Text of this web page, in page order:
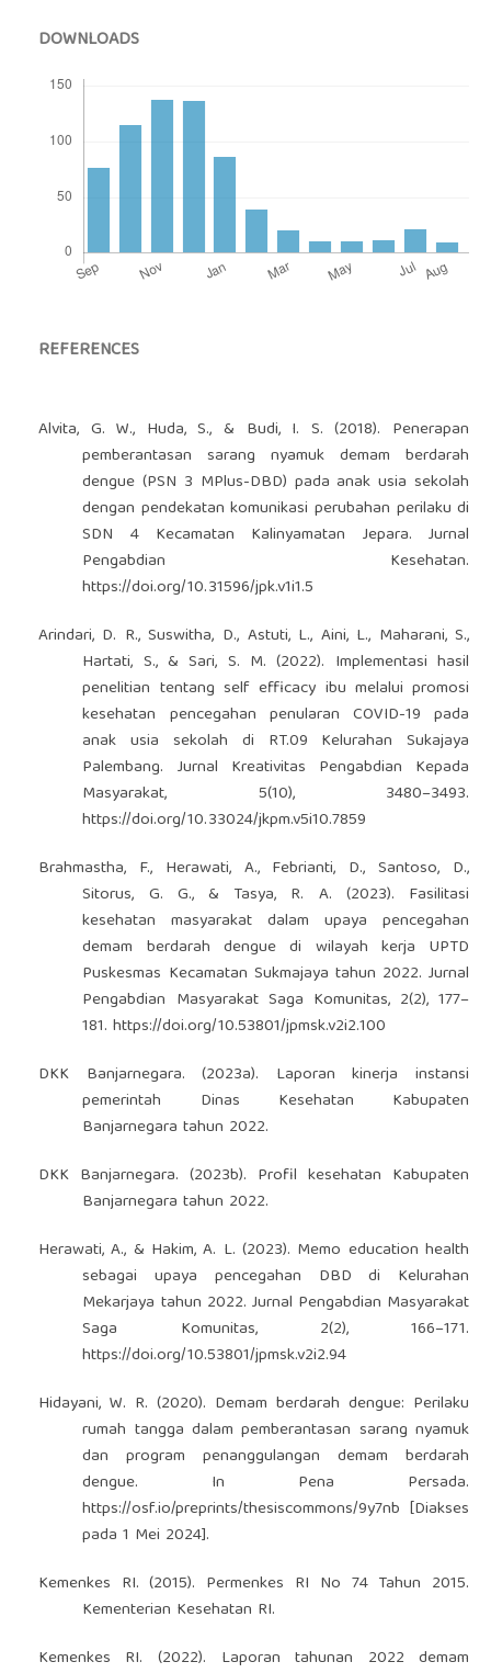
DOWNLOADS
REFERENCES
Alvita, G. W., Huda, S., & Budi, I. S. (2018). Penerapan
pemberantasan sarang nyamuk demam berdarah
dengue (PSN 3 MPlus-DBD) pada anak usia sekolah
dengan pendekatan komunikasi perubahan perilaku di
SDN 4 Kecamatan Kalinyamatan Jepara. Jurnal
Pengabdian Kesehatan.
https://doi.org/10.31596/jpk.v1i1.5
Arindari, D. R., Suswitha, D., Astuti, L., Aini, L., Maharani, S.,
Hartati, S., & Sari, S. M. (2022). Implementasi hasil
penelitian tentang self efficacy ibu melalui promosi
kesehatan pencegahan penularan COVID-19 pada
anak usia sekolah di RT.09 Kelurahan Sukajaya
Palembang. Jurnal Kreativitas Pengabdian Kepada
Masyarakat, 5(10), 3480–3493.
https://doi.org/10.33024/jkpm.v5i10.7859
Brahmastha, F., Herawati, A., Febrianti, D., Santoso, D.,
Sitorus, G. G., & Tasya, R. A. (2023). Fasilitasi
kesehatan masyarakat dalam upaya pencegahan
demam berdarah dengue di wilayah kerja UPTD
Puskesmas Kecamatan Sukmajaya tahun 2022. Jurnal
Pengabdian Masyarakat Saga Komunitas, 2(2), 177–
181.https://doi.org/10.53801/jpmsk.v2i2.100
DKK Banjarnegara. (2023a). Laporan kinerja instansi
pemerintah Dinas Kesehatan Kabupaten
Banjarnegara tahun 2022.
DKK Banjarnegara. (2023b). Profil kesehatan Kabupaten
Banjarnegara tahun 2022.
Herawati, A., & Hakim, A. L. (2023). Memo education health
sebagai upaya pencegahan DBD di Kelurahan
Mekarjaya tahun 2022. Jurnal Pengabdian Masyarakat
Saga Komunitas, 2(2), 166–171.
https://doi.org/10.53801/jpmsk.v2i2.94
Hidayani, W. R. (2020). Demam berdarah dengue: Perilaku
rumah tangga dalam pemberantasan sarang nyamuk
dan program penanggulangan demam berdarah
dengue. In Pena Persada.
https://osf.io/preprints/thesiscommons/9y7nb [Diakses
pada 1 Mei 2024].
Kemenkes RI. (2015). Permenkes RI No 74 Tahun 2015.
Kementerian Kesehatan RI.
Kemenkes RI. (2022). Laporan tahunan 2022 demam